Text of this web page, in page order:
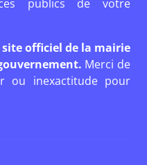
publics de votre
officiel de la mairie
Merci de
ou inexactitude pour